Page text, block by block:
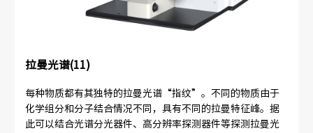
拉曼光谱(11)
每种物质都有其独特的拉曼光谱“指纹”。不同的物质由于
化学组分和分子结合情况不同，具有不同的拉曼特征峰。据
此可以结合光谱分光器件、高分辨率探测器件等探测拉曼光